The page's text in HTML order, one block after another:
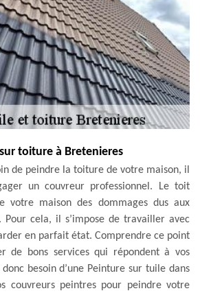
toiture à Bretenieres
de peindre la toiture de votre maison, il
un couvreur professionnel. Le toit
votre maison des dommages dus aux
Pour cela, il s’impose de travailler avec
en parfait état. Comprendre ce point
de bons services qui répondent à vos
besoin d’une Peinture sur tuile dans
couvreurs peintres pour peindre votre